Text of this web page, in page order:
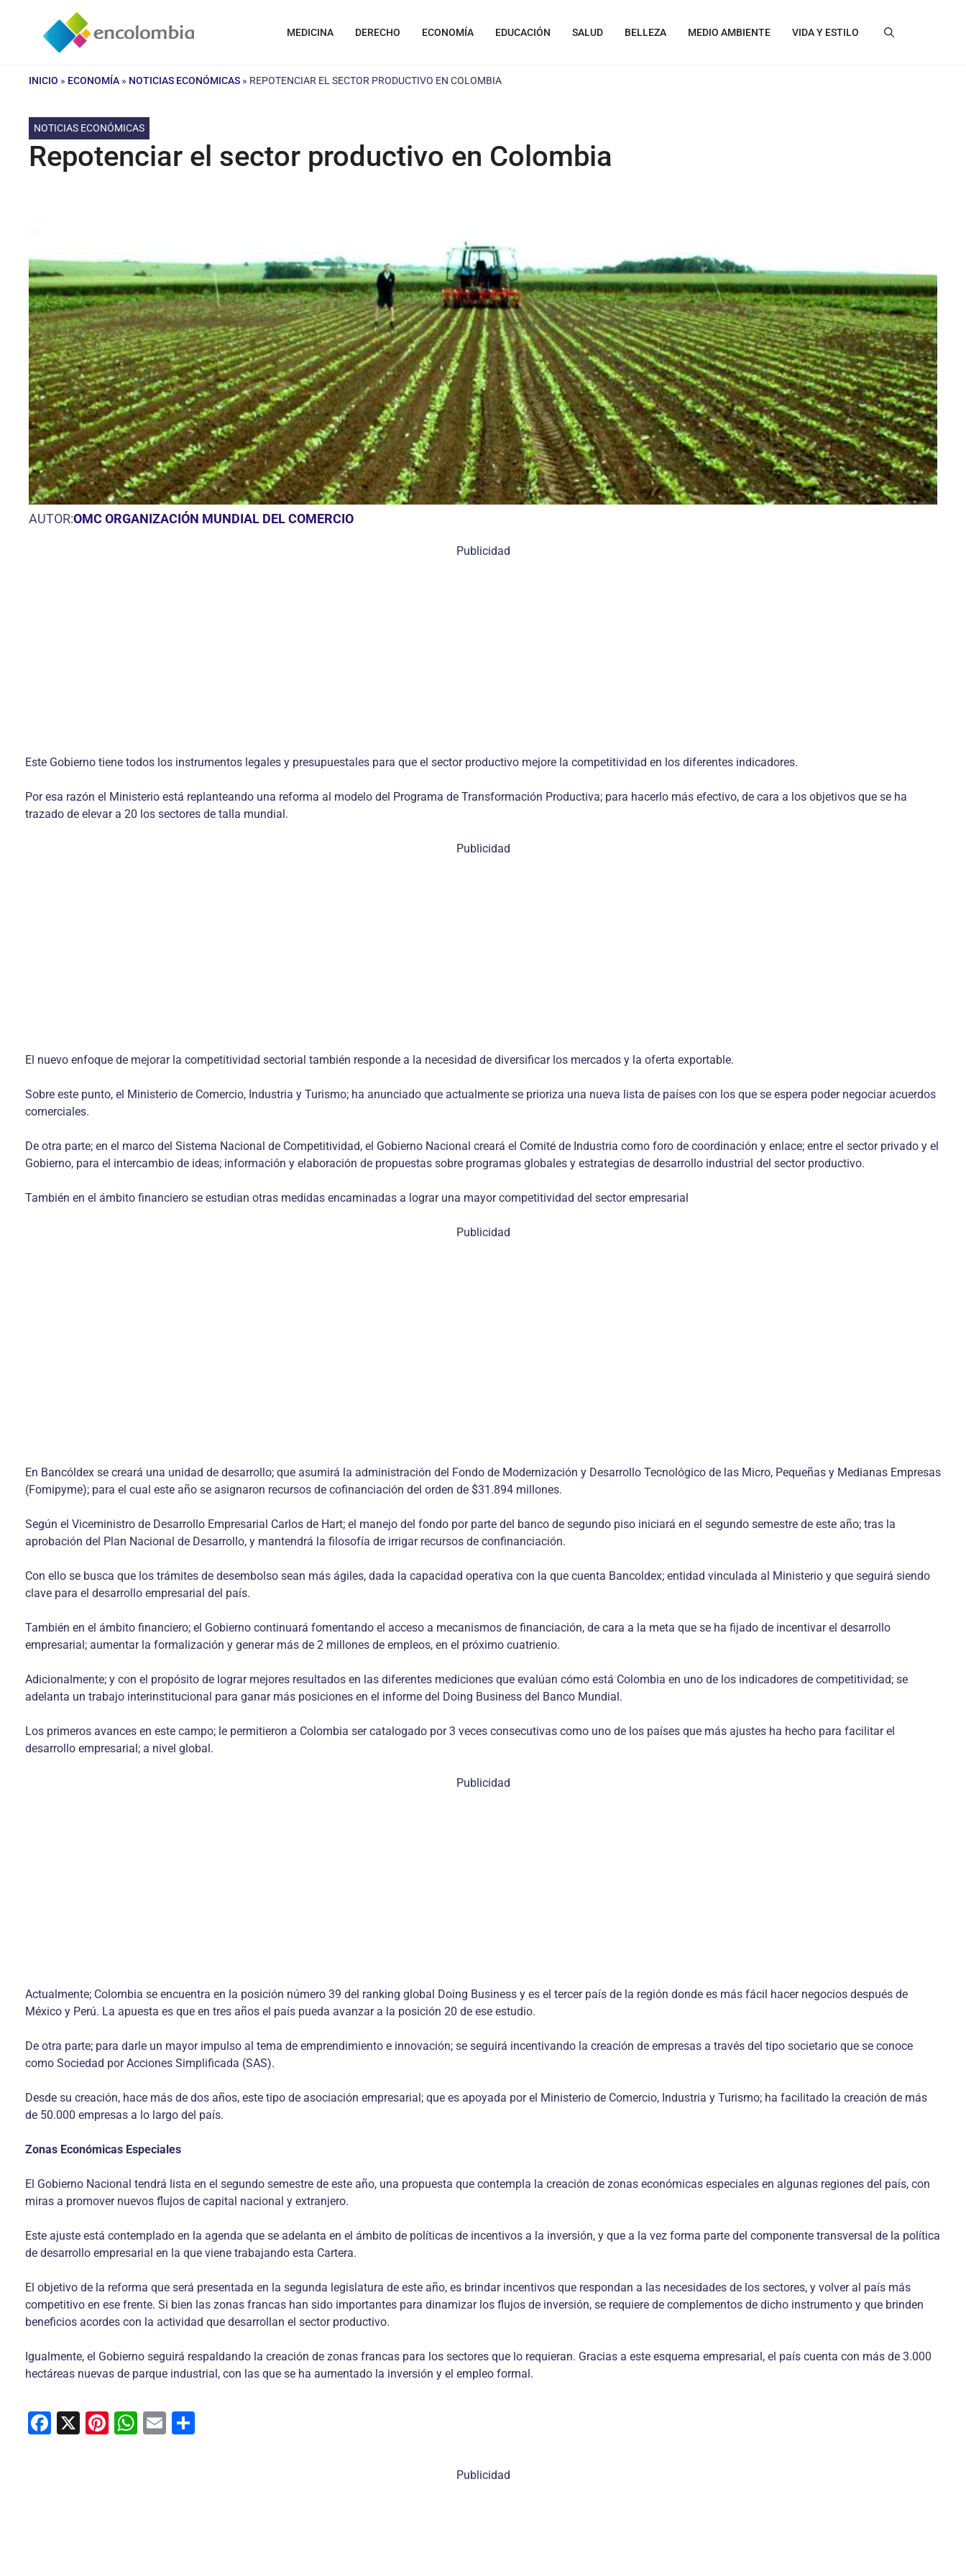
contenido
MEDICINA DERECHO ECONOMÍA EDUCACIÓN SALUD BELLEZA MEDIO AMBIENTE VIDA Y ESTILO
INICIO » ECONOMÍA » NOTICIAS ECONÓMICAS » REPOTENCIAR EL SECTOR PRODUCTIVO EN COLOMBIA
NOTICIAS ECONÓMICAS
Repotenciar el sector productivo en Colombia
AUTOR:OMC ORGANIZACIÓN MUNDIAL DEL COMERCIO
Publicidad
Este Gobierno tiene todos los instrumentos legales y presupuestales para que el sector productivo mejore la competitividad en los diferentes indicadores.
Por esa razón el Ministerio está replanteando una reforma al modelo del Programa de Transformación Productiva; para hacerlo más efectivo, de cara a los objetivos que se ha
trazado de elevar a 20 los sectores de talla mundial.
Publicidad
El nuevo enfoque de mejorar la competitividad sectorial también responde a la necesidad de diversificar los mercados y la oferta exportable.
Sobre este punto, el Ministerio de Comercio, Industria y Turismo; ha anunciado que actualmente se prioriza una nueva lista de países con los que se espera poder negociar acuerdos
comerciales.
De otra parte; en el marco del Sistema Nacional de Competitividad, el Gobierno Nacional creará el Comité de Industria como foro de coordinación y enlace; entre el sector privado y el
Gobierno, para el intercambio de ideas; información y elaboración de propuestas sobre programas globales y estrategias de desarrollo industrial del sector productivo.
También en el ámbito financiero se estudian otras medidas encaminadas a lograr una mayor competitividad del sector empresarial
Publicidad
En Bancóldex se creará una unidad de desarrollo; que asumirá la administración del Fondo de Modernización y Desarrollo Tecnológico de las Micro, Pequeñas y Medianas Empresas
(Fomipyme); para el cual este año se asignaron recursos de cofinanciación del orden de $31.894 millones.
Según el Viceministro de Desarrollo Empresarial Carlos de Hart; el manejo del fondo por parte del banco de segundo piso iniciará en el segundo semestre de este año; tras la
aprobación del Plan Nacional de Desarrollo, y mantendrá la filosofía de irrigar recursos de confinanciación.
Con ello se busca que los trámites de desembolso sean más ágiles, dada la capacidad operativa con la que cuenta Bancoldex; entidad vinculada al Ministerio y que seguirá siendo
clave para el desarrollo empresarial del país.
También en el ámbito financiero; el Gobierno continuará fomentando el acceso a mecanismos de financiación, de cara a la meta que se ha fijado de incentivar el desarrollo
empresarial; aumentar la formalización y generar más de 2 millones de empleos, en el próximo cuatrienio.
Adicionalmente; y con el propósito de lograr mejores resultados en las diferentes mediciones que evalúan cómo está Colombia en uno de los indicadores de competitividad; se
adelanta un trabajo interinstitucional para ganar más posiciones en el informe del Doing Business del Banco Mundial.
Los primeros avances en este campo; le permitieron a Colombia ser catalogado por 3 veces consecutivas como uno de los países que más ajustes ha hecho para facilitar el
desarrollo empresarial; a nivel global.
Publicidad
Actualmente; Colombia se encuentra en la posición número 39 del ranking global Doing Business y es el tercer país de la región donde es más fácil hacer negocios después de
México y Perú. La apuesta es que en tres años el país pueda avanzar a la posición 20 de ese estudio.
De otra parte; para darle un mayor impulso al tema de emprendimiento e innovación; se seguirá incentivando la creación de empresas a través del tipo societario que se conoce
como Sociedad por Acciones Simplificada (SAS).
Desde su creación, hace más de dos años, este tipo de asociación empresarial; que es apoyada por el Ministerio de Comercio, Industria y Turismo; ha facilitado la creación de más
de 50.000 empresas a lo largo del país.
Zonas Económicas Especiales
El Gobierno Nacional tendrá lista en el segundo semestre de este año, una propuesta que contempla la creación de zonas económicas especiales en algunas regiones del país, con
miras a promover nuevos flujos de capital nacional y extranjero.
Este ajuste está contemplado en la agenda que se adelanta en el ámbito de políticas de incentivos a la inversión, y que a la vez forma parte del componente transversal de la política
de desarrollo empresarial en la que viene trabajando esta Cartera.
El objetivo de la reforma que será presentada en la segunda legislatura de este año, es brindar incentivos que respondan a las necesidades de los sectores, y volver al país más
competitivo en ese frente. Si bien las zonas francas han sido importantes para dinamizar los flujos de inversión, se requiere de complementos de dicho instrumento y que brinden
beneficios acordes con la actividad que desarrollan el sector productivo.
Igualmente, el Gobierno seguirá respaldando la creación de zonas francas para los sectores que lo requieran. Gracias a este esquema empresarial, el país cuenta con más de 3.000
hectáreas nuevas de parque industrial, con las que se ha aumentado la inversión y el empleo formal.
F
X
Pi W E
Publicidad